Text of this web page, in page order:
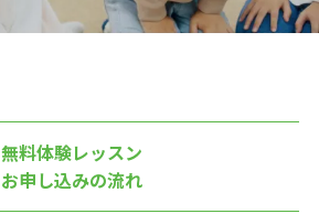
無料体験レッスン
お申し込みの流れ